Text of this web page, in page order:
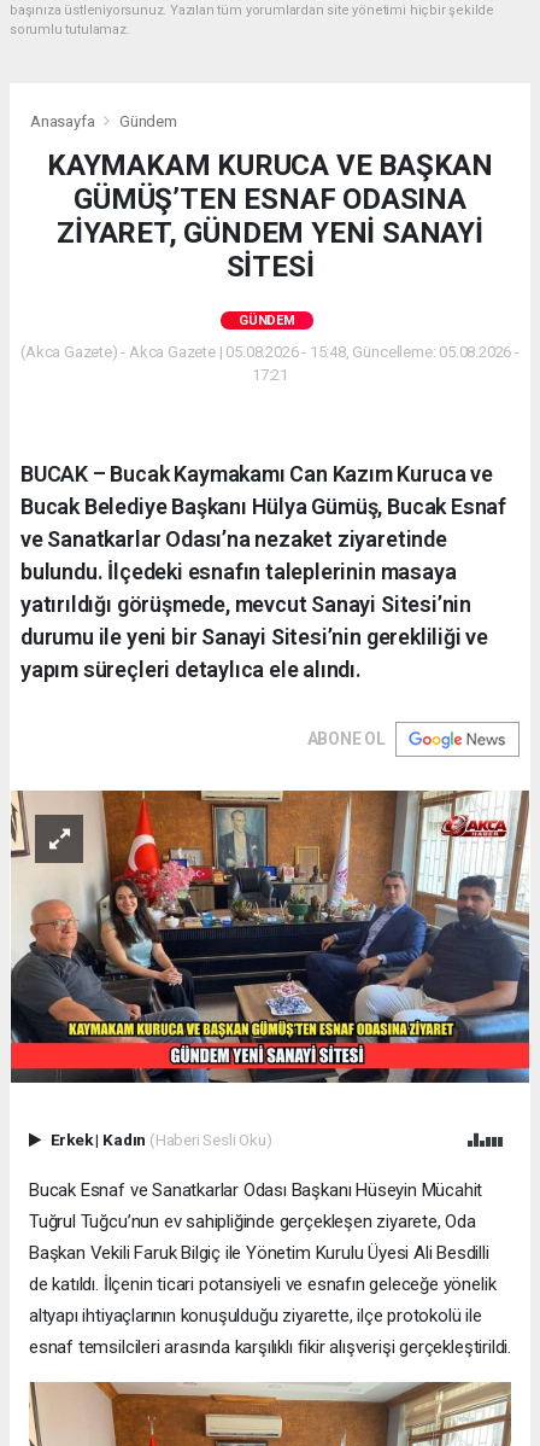
başınıza üstleniyorsunuz. Yazılan tüm yorumlardan site yönetimi hiçbir şekilde
sorumlu tutulamaz.
Anasayfa Gündem
KAYMAKAM KURUCA VE BAŞKAN
GÜMÜŞ’TEN ESNAF ODASINA
ZİYARET, GÜNDEM YENİ SANAYİ
SİTESİ
GÜNDEM
(Akca Gazete) - Akca Gazete | 05.08.2026 - 15:48, Güncelleme: 05.08.2026 -
17:21
BUCAK – Bucak Kaymakamı Can Kazım Kuruca ve
Bucak Belediye Başkanı Hülya Gümüş, Bucak Esnaf
ve Sanatkarlar Odası’na nezaket ziyaretinde
bulundu. İlçedeki esnafın taleplerinin masaya
yatırıldığı görüşmede, mevcut Sanayi Sitesi’nin
durumu ile yeni bir Sanayi Sitesi’nin gerekliliği ve
yapım süreçleri detaylıca ele alındı.
ABONE OL
Erkek| Kadın (Haberi Sesli Oku)
Bucak Esnaf ve Sanatkarlar Odası Başkanı Hüseyin Mücahit
Tuğrul Tuğcu’nun ev sahipliğinde gerçekleşen ziyarete, Oda
Başkan Vekili Faruk Bilgiç ile Yönetim Kurulu Üyesi Ali Besdilli
de katıldı. İlçenin ticari potansiyeli ve esnafın geleceğe yönelik
altyapı ihtiyaçlarının konuşulduğu ziyarette, ilçe protokolü ile
esnaf temsilcileri arasında karşılıklı fikir alışverişi gerçekleştirildi.